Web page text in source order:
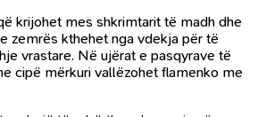
krijohet mes shkrimtarit të madh dhe
zemrës kthehet nga vdekja për të
vrastare. Në ujërat e pasqyrave të
cipë mërkuri vallëzohet flamenko me